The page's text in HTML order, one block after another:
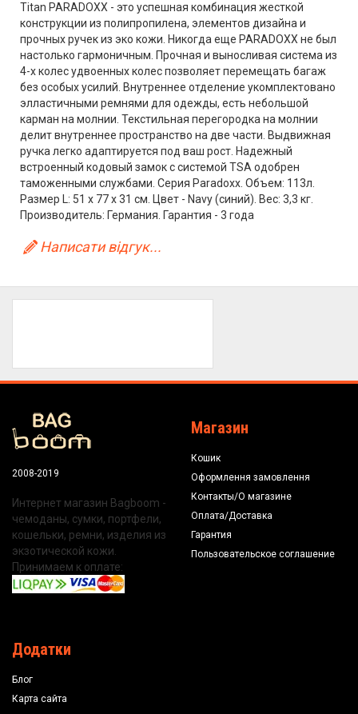
Titan PARADOXX - это успешная комбинация жесткой
конструкции из полипропилена, элементов дизайна и
прочных ручек из эко кожи. Никогда еще PARADOXX не был
настолько гармоничным. Прочная и выносливая система из
4-х колес удвоенных колес позволяет перемещать багаж
без особых усилий. Внутреннее отделение укомплектовано
элластичными ремнями для одежды, есть небольшой
карман на молнии. Текстильная перегородка на молнии
делит внутреннее пространство на две части. Выдвижная
ручка легко адаптируется под ваш рост. Надежный
встроенный кодовый замок с системой TSA одобрен
таможенными службами. Серия Paradoxx. Объем: 113л.
Размер L: 51 x 77 x 31 см. Цвет - Navy (синий). Вес: 3,3 кг.
Производитель: Германия. Гарантия - 3 года
Написати відгук...
2008-2019
Интернет магазин Bagboom -
чемоданы, сумки, портфели,
кошельки, ремни, изделия из
экзотической кожи.
Принимаем к оплате:
Магазин
Кошик
Оформлення замовлення
Контакты/О магазине
Оплата/Доставка
Гарантия
Пользовательское соглашение
Додатки
Блог
Карта сайта